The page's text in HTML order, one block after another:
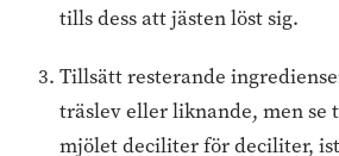
tills dess att jästen löst sig.
Tillsätt resterande
träslev eller liknande, men se
mjölet deciliter för deciliter,